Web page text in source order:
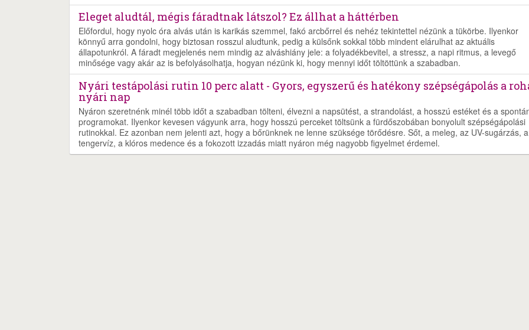
Eleget aludtál, mégis fáradtnak látszol? Ez állhat a háttérben
Előfordul, hogy nyolc óra alvás után is karikás szemmel, fakó arcbőrrel és nehéz tekintettel nézünk a tükörbe. Ilyenkor
könnyű arra gondolni, hogy biztosan rosszul aludtunk, pedig a külsőnk sokkal több mindent elárulhat az aktuális
állapotunkról. A fáradt megjelenés nem mindig az alváshiány jele: a folyadékbevitel, a stressz, a napi ritmus, a levegő
minősége vagy akár az is befolyásolhatja, hogyan nézünk ki, hogy mennyi időt töltöttünk a szabadban.
Nyári testápolási rutin 10 perc alatt - Gyors, egyszerű és hatékony szépségápolás a
nyári nap
Nyáron szeretnénk minél több időt a szabadban tölteni, élvezni a napsütést, a strandolást, a hosszú estéket és a
programokat. Ilyenkor kevesen vágyunk arra, hogy hosszú perceket töltsünk a fürdőszobában bonyolult szépségápolási
rutinokkal. Ez azonban nem jelenti azt, hogy a bőrünknek ne lenne szüksége törődésre. Sőt, a meleg, az UV-sugárzás,
tengervíz, a klóros medence és a fokozott izzadás miatt nyáron még nagyobb figyelmet érdemel.